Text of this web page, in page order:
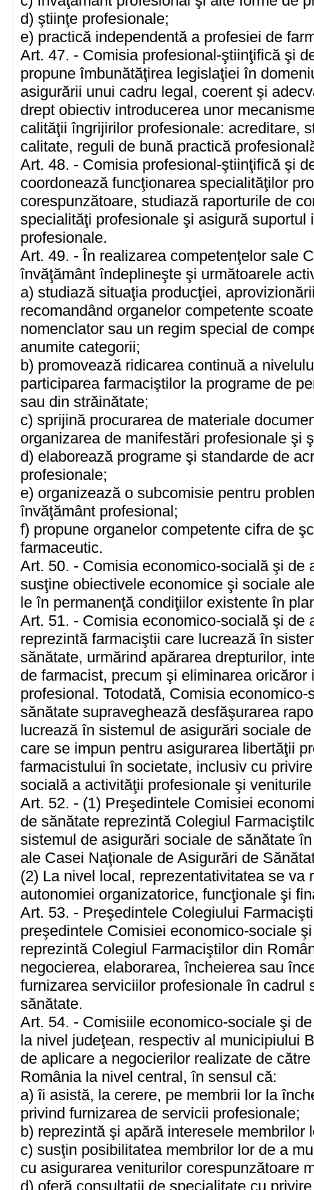
d) ştiinţe profesionale;
e) practică independentă a profesiei de
Art. 47. - Comisia profesional-ştiinţifică şi
propune îmbunătăţirea legislaţiei în
asigurării unui cadru legal, coerent şi
drept obiectiv introducerea unor
calităţii îngrijirilor profesionale: acreditare,
calitate, reguli de bună practică
Art. 48. - Comisia profesional-ştiinţifică şi
coordonează funcţionarea specialităţilor
corespunzătoare, studiază raporturile de
specialităţi profesionale şi asigură
profesionale.
Art. 49. - În realizarea competenţelor sale
învăţământ îndeplineşte şi următoarele
a) studiază situaţia producţiei,
recomandând organelor competente
nomenclator sau un regim special de
anumite categorii;
b) promovează ridicarea continuă a
participarea farmaciştilor la programe de
sau din străinătate;
c) sprijină procurarea de materiale
organizarea de manifestări profesionale şi
d) elaborează programe şi standarde de
profesionale;
e) organizează o subcomisie pentru
învăţământ profesional;
f) propune organelor competente cifra de
farmaceutic.
Art. 50. - Comisia economico-socială şi de
susţine obiectivele economice şi sociale
le în permanenţă condiţiilor existente în
Art. 51. - Comisia economico-socială şi de
reprezintă farmaciştii care lucrează în
sănătate, urmărind apărarea drepturilor,
de farmacist, precum şi eliminarea
profesional. Totodată, Comisia
sănătate supraveghează desfăşurarea
lucrează în sistemul de asigurări sociale
care se impun pentru asigurarea libertăţii
farmacistului în societate, inclusiv cu
socială a activităţii profesionale şi
Art. 52. - (1) Preşedintele Comisiei
de sănătate reprezintă Colegiul
sistemul de asigurări sociale de sănătate
ale Casei Naţionale de Asigurări de
(2) La nivel local, reprezentativitatea se va
autonomiei organizatorice, funcţionale şi
Art. 53. - Preşedintele Colegiului
preşedintele Comisiei economico-sociale
reprezintă Colegiul Farmaciştilor din
negocierea, elaborarea, încheierea sau
furnizarea serviciilor profesionale în cadrul
sănătate.
Art. 54. - Comisiile economico-sociale şi
la nivel judeţean, respectiv al municipiului
de aplicare a negocierilor realizate de
România la nivel central, în sensul că:
a) îi asistă, la cerere, pe membrii lor la
privind furnizarea de servicii profesionale;
b) reprezintă şi apără interesele
c) susţin posibilitatea membrilor lor de a
cu asigurarea veniturilor corespunzătoare
d) oferă consultaţii de specialitate cu